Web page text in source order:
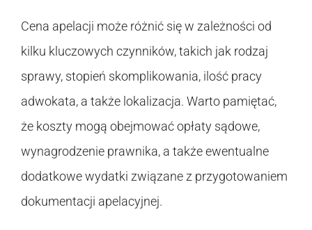
Cena apelacji może różnić się w zależności od
kilku kluczowych czynników, takich jak rodzaj
sprawy, stopień skomplikowania, ilość pracy
adwokata, a także lokalizacja. Warto pamiętać,
że koszty mogą obejmować opłaty sądowe,
wynagrodzenie prawnika, a także ewentualne
dodatkowe wydatki związane z przygotowaniem
dokumentacji apelacyjnej.